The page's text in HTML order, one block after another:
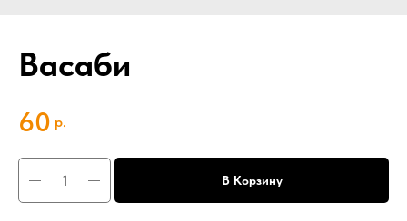
Васаби
60 р.
В Корзину